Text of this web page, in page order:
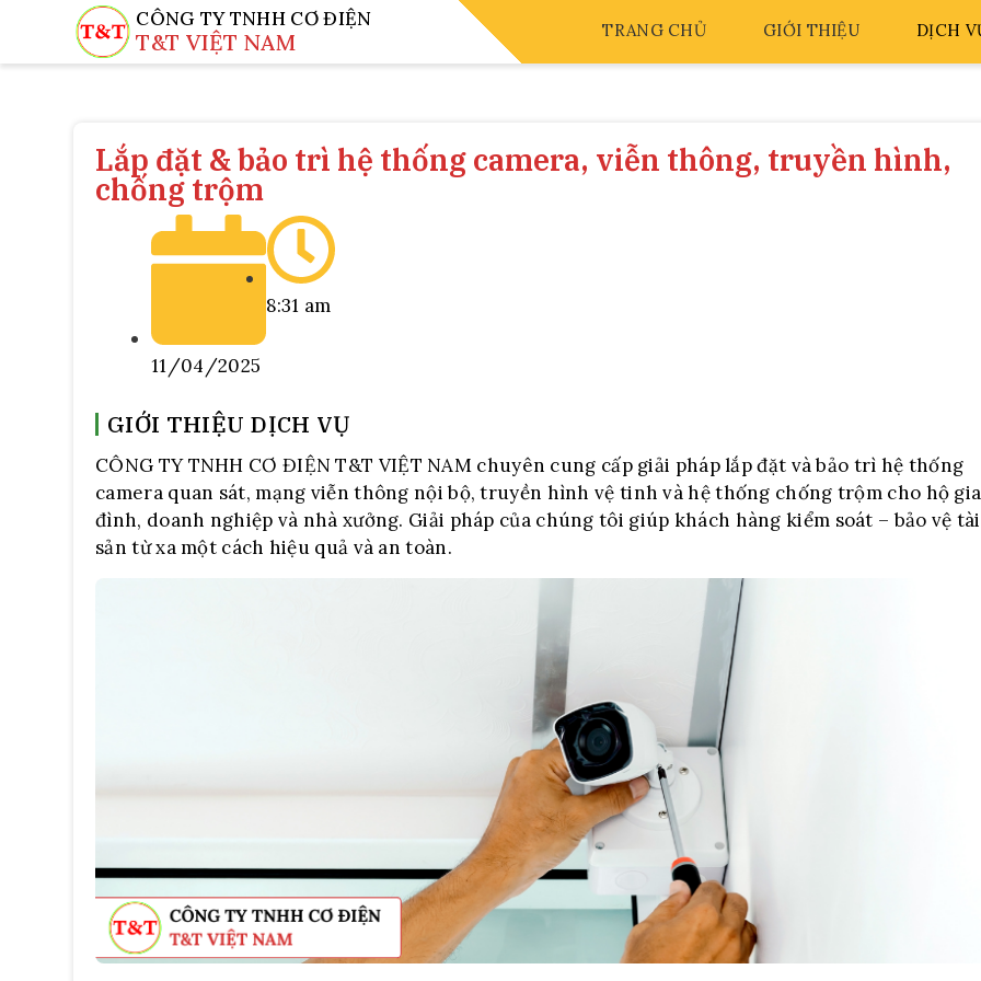
CÔNG TY TNHH CƠ ĐIỆN
T&T VIỆT NAM TRANG CHỦ GIỚI THIỆU DỊCH
Lắp đặt & bảo trì hệ thống camera, viễn thông, truyền hình,
chống trộm
11/04/2025
8:31 am
GIỚI THIỆU DỊCH VỤ
CÔNG TY TNHH CƠ ĐIỆN T&T VIỆT NAM chuyên cung cấp giải pháp lắp đặt và bảo trì hệ thống
camera quan sát, mạng viễn thông nội bộ, truyền hình vệ tinh và hệ thống chống trộm cho hộ gia
đình, doanh nghiệp và nhà xưởng. Giải pháp của chúng tôi giúp khách hàng kiểm soát – bảo vệ tài
sản từ xa một cách hiệu quả và an toàn.